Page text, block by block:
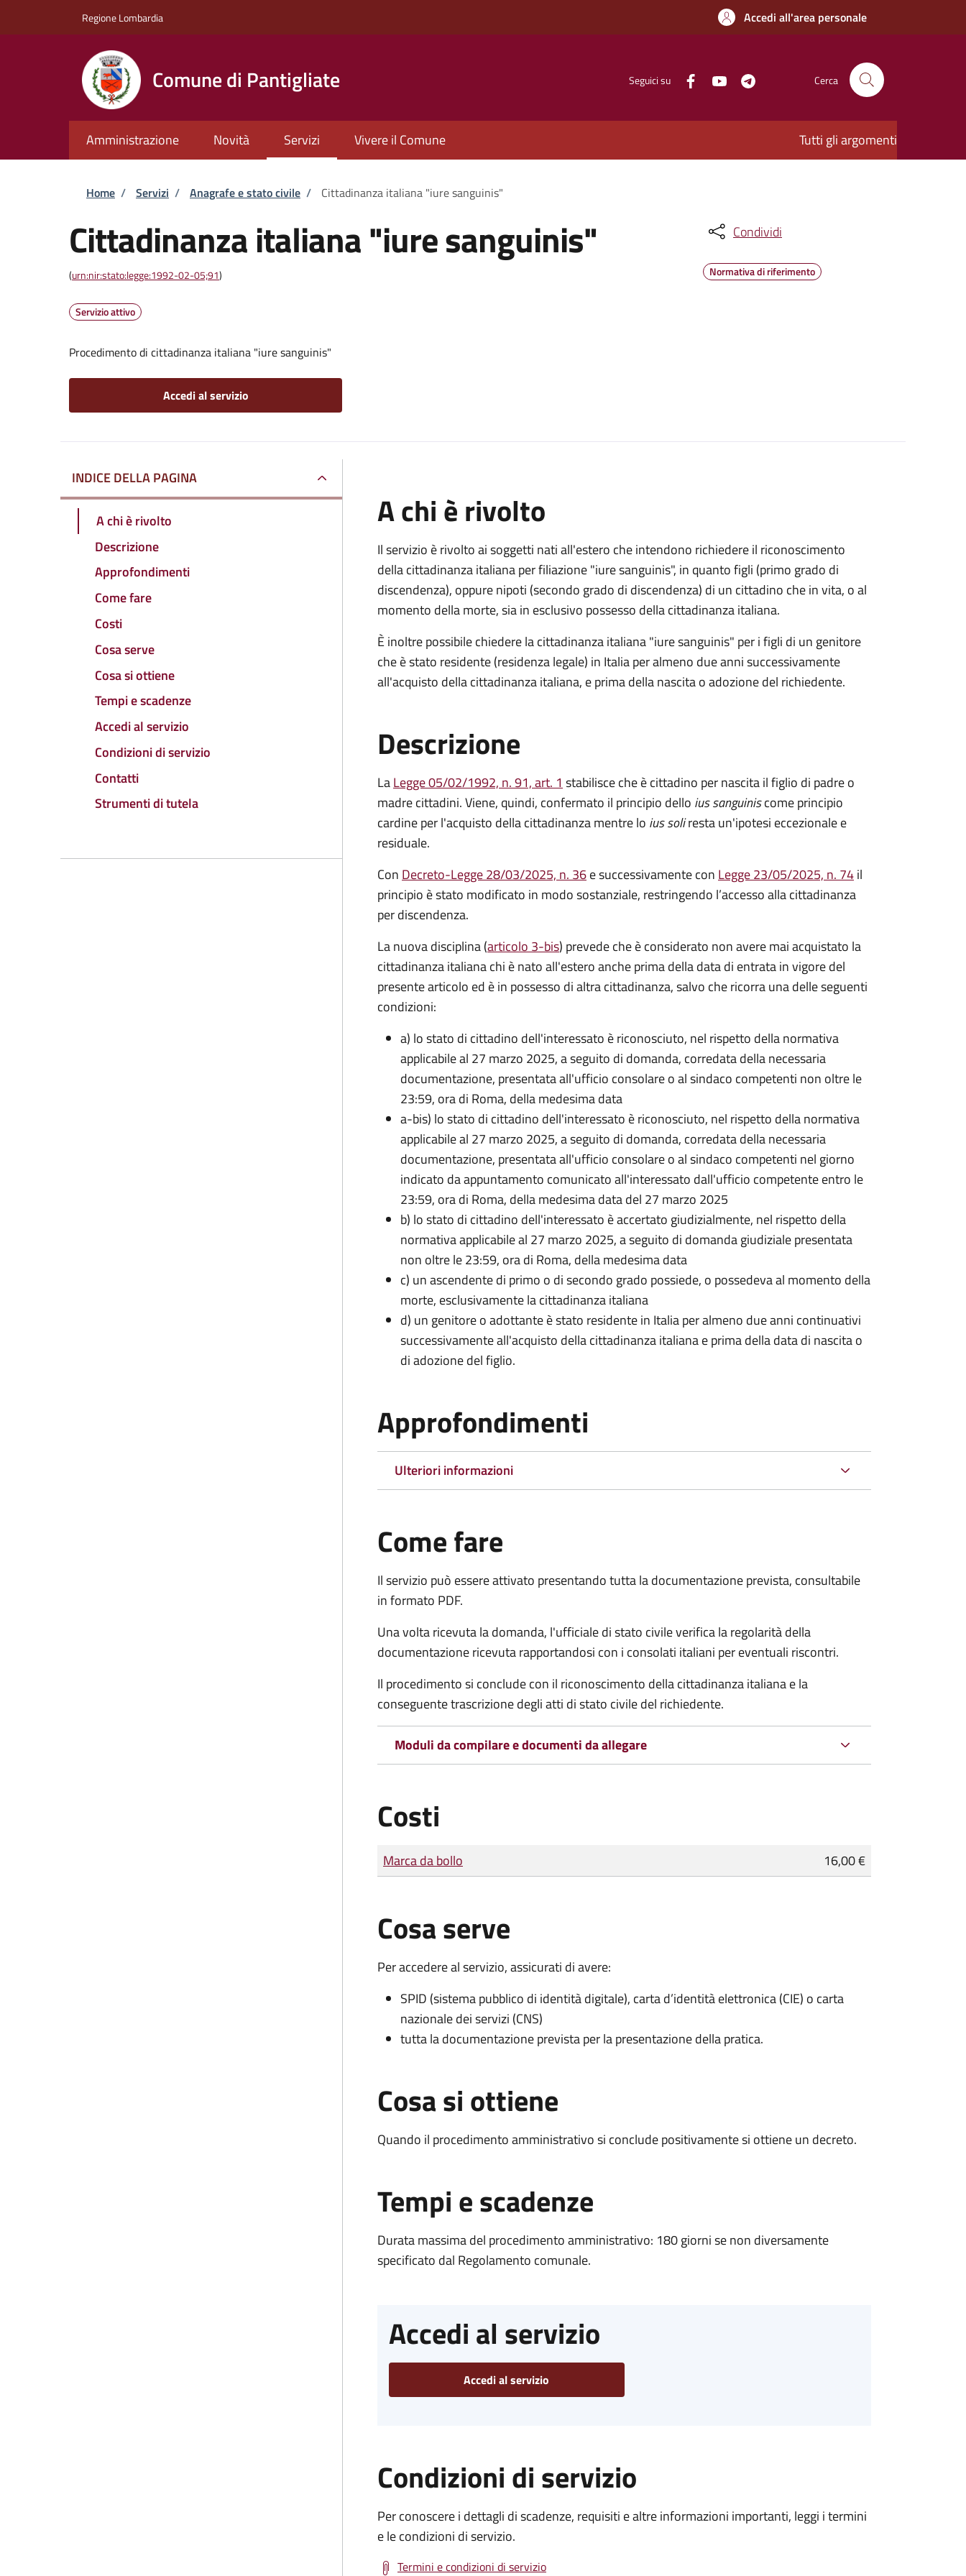
Regione Lombardia Accedi all'area personale
Comune di Pantigliate Seguici su Cerca
Amministrazione Novità Servizi Vivere il Comune Tutti gli argomenti
Briciole di pane
Home / Servizi / Anagrafe e stato civile / Cittadinanza italiana "iure sanguinis"
Cittadinanza italiana "iure sanguinis"
(urn:nir:stato:legge:1992-02-05;91)
Servizio attivo
Procedimento di cittadinanza italiana "iure sanguinis"
Accedi al servizio
Condividi
Normativa di riferimento
INDICE DELLA PAGINA
A chi è rivolto
Descrizione
Approfondimenti
Come fare
Costi
Cosa serve
Cosa si ottiene
Tempi e scadenze
Accedi al servizio
Condizioni di servizio
Contatti
Strumenti di tutela
A chi è rivolto
Il servizio è rivolto ai soggetti nati all'estero che intendono richiedere il riconoscimento
della cittadinanza italiana per filiazione "iure sanguinis", in quanto figli (primo grado di
discendenza), oppure nipoti (secondo grado di discendenza) di un cittadino che in vita, o al
momento della morte, sia in esclusivo possesso della cittadinanza italiana.
È inoltre possibile chiedere la cittadinanza italiana "iure sanguinis" per i figli di un genitore
che è stato residente (residenza legale) in Italia per almeno due anni successivamente
all'acquisto della cittadinanza italiana, e prima della nascita o adozione del richiedente.
Descrizione
LaLegge 05/02/1992, n. 91, art. 1 stabilisce che è cittadino per nascita il figlio di padre o
madre cittadini. Viene, quindi, confermato il principio dello ius sanguiniscome principio
cardine per l'acquisto della cittadinanza mentre lo ius soliresta un'ipotesi eccezionale e
residuale.
Con Decreto-Legge 28/03/2025, n. 36e successivamente con Legge 23/05/2025, n. 74il
principio è stato modificato in modo sostanziale, restringendo l’accesso alla cittadinanza
per discendenza.
La nuova disciplina (articolo 3-bis) prevede cheèconsiderato non avere mai acquistato la
cittadinanza italiana chi è nato all'estero anche prima della data di entrata in vigore del
presente articolo ed è in possesso di altra cittadinanza, salvo che ricorra una delle seguenti
condizioni:
a) lo stato di cittadino dell'interessato è riconosciuto, nel rispetto della normativa
applicabile al 27 marzo 2025, a seguito di domanda, corredata della necessaria
documentazione, presentata all'ufficio consolare o al sindaco competenti non oltre le
23:59, ora di Roma, della medesima data
a-bis) lo stato di cittadino dell'interessato è riconosciuto, nel rispetto della normativa
applicabile al 27 marzo 2025, a seguito di domanda, corredata della necessaria
documentazione, presentata all'ufficio consolare o al sindaco competenti nel giorno
indicato da appuntamento comunicato all'interessato dall'ufficio competente entro le
23:59, ora di Roma, della medesima data del 27 marzo 2025
b) lo stato di cittadino dell'interessato è accertato giudizialmente, nel rispetto della
normativa applicabile al 27 marzo 2025, a seguito di domanda giudiziale presentata
non oltre le 23:59, ora di Roma, della medesima data
c) un ascendente di primo o di secondo grado possiede, o possedeva al momento della
morte, esclusivamente la cittadinanza italiana
d) un genitore o adottante è stato residente in Italia per almeno due anni continuativi
successivamente all'acquisto della cittadinanza italiana e prima della data di nascita o
di adozione del figlio.
Approfondimenti
Ulteriori informazioni
Come fare
Il servizio può essere attivato presentando tutta la documentazione prevista, consultabile
in formato PDF.
Una volta ricevuta la domanda, l'ufficiale di stato civile verifica la regolarità della
documentazione ricevuta rapportandosi con i consolati italiani per eventuali riscontri.
Il procedimento si conclude con il riconoscimento della cittadinanza italiana e la
conseguente trascrizione degli atti di stato civile del richiedente.
Moduli da compilare e documenti da allegare
Costi
Tipo di pagamento
Importo
Marca da bollo 16,00 €
Cosa serve
Per accedere al servizio, assicurati di avere:
SPID (sistema pubblico di identità digitale), carta d’identità elettronica (CIE) o carta
nazionale dei servizi (CNS)
tutta la documentazione prevista per la presentazione della pratica.
Cosa si ottiene
Quando il procedimento amministrativo si conclude positivamente si ottiene un decreto.
Tempi e scadenze
Durata massima del procedimento amministrativo: 180 giorni se non diversamente
specificato dal Regolamento comunale.
Accedi al servizio
Accedi al servizio
Condizioni di servizio
Per conoscere i dettagli di scadenze, requisiti e altre informazioni importanti, leggi i termini
e le condizioni di servizio.
Termini e condizioni di servizio